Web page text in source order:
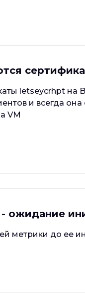
letseycrhpt на
и всегда
VM
ожидание
метрики до ее